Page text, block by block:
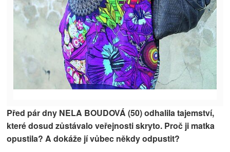
Před pár dny NELA BOUDOVÁ (50) odhalila tajemství,
které dosud zůstávalo veřejnosti skryto. Proč ji matka
opustila? A dokáže jí vůbec někdy odpustit?